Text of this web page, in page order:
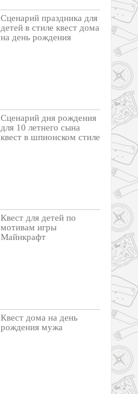
Cценарий праздника для
детей в стиле квест дома
на день рождения
Сценарий дня рождения
для 10 летнего сына
квест в шпионском стиле
Квест для детей по
мотивам игры
Майнкрафт
Квест дома на день
рождения мужа